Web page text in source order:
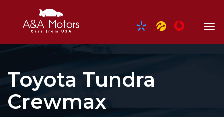
Toyota Tundra
Crewmax